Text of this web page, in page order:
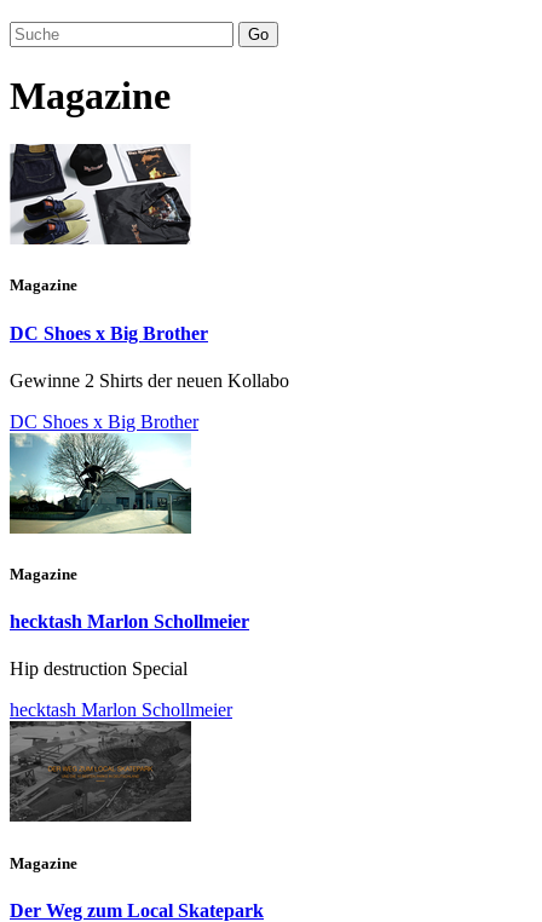
Go
Magazine
Magazine
DC Shoes x Big Brother
Gewinne 2 Shirts der neuen Kollabo
DC Shoes x Big Brother
Magazine
hecktash Marlon Schollmeier
Hip destruction Special
hecktash Marlon Schollmeier
Magazine
Der Weg zum Local Skatepark